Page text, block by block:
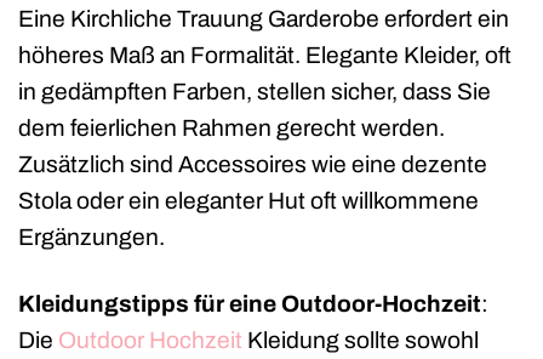
Eine Kirchliche Trauung Garderobe erfordert ein
höheres Maß an Formalität. Elegante Kleider, oft
in gedämpften Farben, stellen sicher, dass Sie
dem feierlichen Rahmen gerecht werden.
Zusätzlich sind Accessoires wie eine dezente
Stola oder ein eleganter Hut oft willkommene
Ergänzungen.
Kleidungstipps für eine Outdoor-Hochzeit:
Die Outdoor Hochzeit Kleidung sollte sowohl